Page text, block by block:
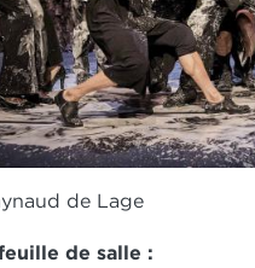
de Lage
de salle :